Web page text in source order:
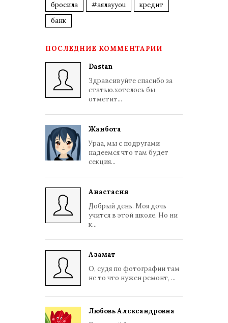
бросила
#аялауyou
кредит
банк
ПОСЛЕДНИЕ КОММЕНТАРИИ
Dastan
Здравсивуйте спасибо за
статью.хотелось бы
отметит...
Жанбота
Ураа, мы с подругами
надеемся что там будет
секция...
Анастасия
Добрый день. Моя дочь
учится в этой школе. Но ни
к...
Азамат
О, судя по фотографии там
не то что нужен ремонт, ...
Любовь Александровна